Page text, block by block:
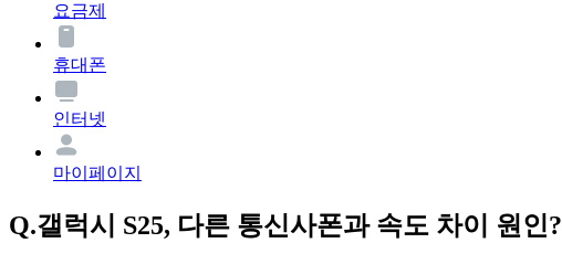
요금제
휴대폰
인터넷
마이페이지
Q.갤럭시 S25, 다른 통신사폰과 속도 차이 원인?